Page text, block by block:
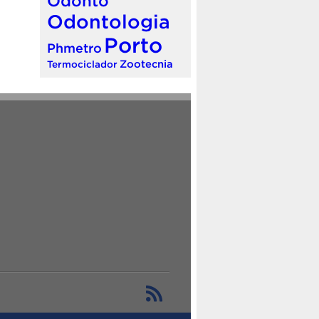
Odontologia
Phmetro Porto
Termociclador Zootecnia